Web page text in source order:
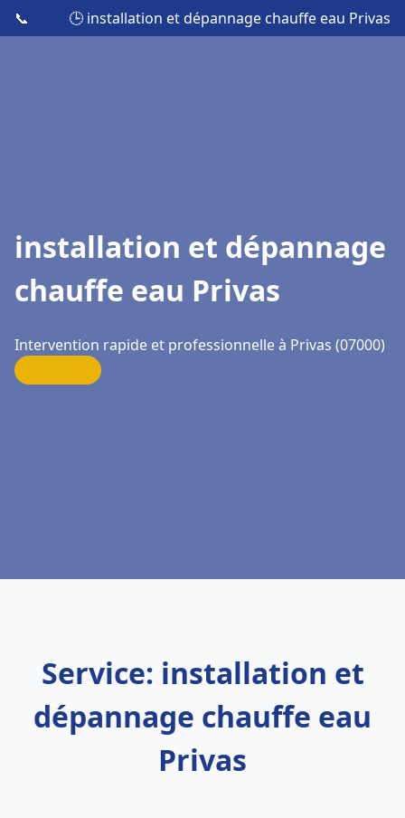
📞 🕒 installation et dépannage chauffe eau Privas
installation et dépannage
chauffe eau Privas
Intervention rapide et professionnelle à Privas (07000)
Service: installation et
dépannage chauffe eau
Privas